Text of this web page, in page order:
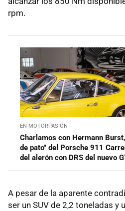
rpm.
EN MOTORPASIÓN
Charlamos con Hermann
de pato" del Porsche 911
del alerón con DRS del nuevo
A pesar de la aparente
ser un SUV de 2,2 toneladas y